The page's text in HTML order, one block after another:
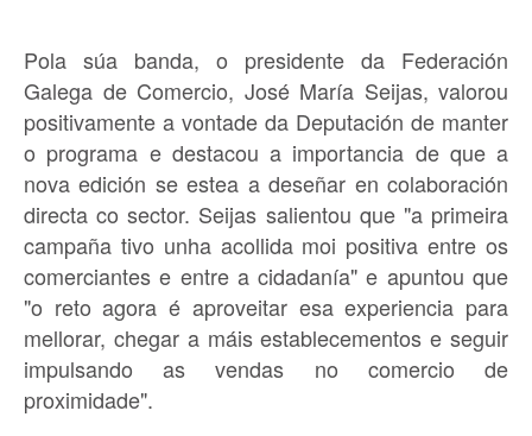
Pola súa banda, o presidente da Federación
Galega de Comercio, José María Seijas, valorou
positivamente a vontade da Deputación de manter
o programa e destacou a importancia de que a
nova edición se estea a deseñar en colaboración
directa co sector. Seijas salientou que "a primeira
campaña tivo unha acollida moi positiva entre os
comerciantes e entre a cidadanía" e apuntou que
"o reto agora é aproveitar esa experiencia para
mellorar, chegar a máis establecementos e seguir
impulsando as vendas no comercio de
proximidade".